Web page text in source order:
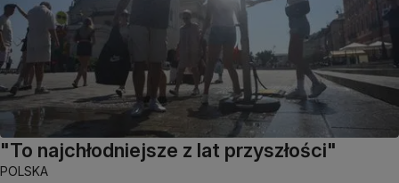
"To najchłodniejsze z lat przyszłości"
POLSKA